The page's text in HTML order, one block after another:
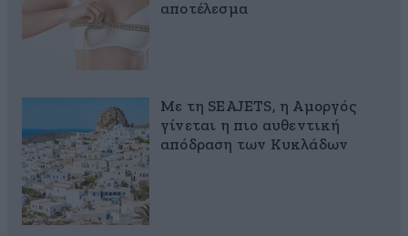
αποτέλεσμα
Με τη SEAJETS, η Αμοργός
γίνεται η πιο αυθεντική
απόδραση των Κυκλάδων